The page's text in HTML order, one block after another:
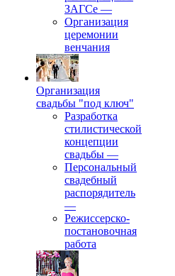
ЗАГСе —
Организация
церемонии
венчания
Организация
свадьбы "под ключ"
Разработка
стилистической
концепции
свадьбы —
Персональный
свадебный
распорядитель
—
Режиссерско-
постановочная
работа